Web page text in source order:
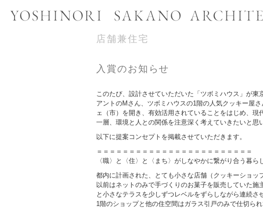
店舗兼住宅
入賞のお知らせ
このたび、設計させていただいた「ツボミハウス」が
アントのMさん、ツボミハウスの1階の人気クッキー屋
ェ（市）を開き、有効活用されていることをはじめ、
一層、環境と人との関係を注意深く考えていきたいと思
以下に提案コンセプトを掲載させていただきます。
＝＝＝＝＝＝＝＝＝＝＝＝＝＝＝＝＝＝＝＝＝＝＝＝
〈職〉と〈住〉と〈まち〉がしなやかに繋がり合う暮ら
都内に計画された、とても小さな店舗（クッキーショッ
以前はネットのみで手づくりのお菓子を販売していた
と小さなテラスを少しずつレベルをずらしながら連続さ
1階のショップと他の住空間はガラス引戸のみで仕切ら